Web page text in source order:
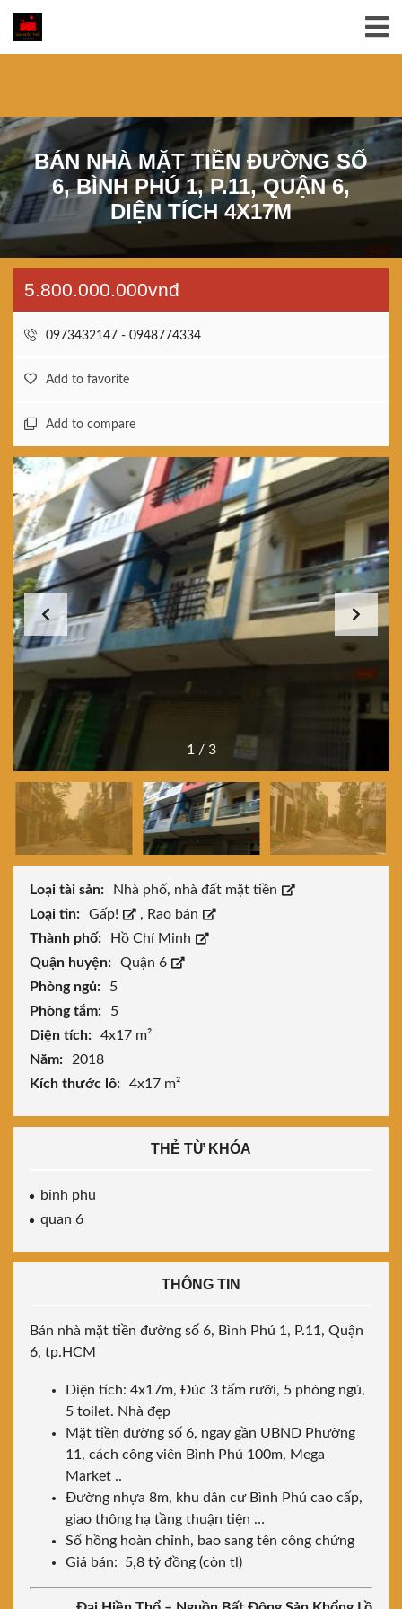
BÁN NHÀ MẶT TIỀN ĐƯỜNG SỐ
6, BÌNH PHÚ 1, P.11, QUẬN 6,
DIỆN TÍCH 4X17M
5.800.000.000vnđ
0973432147 - 0948774334
Add to favorite
Add to compare
1 / 3
Loại tài sản:
Nhà phố, nhà đất mặt tiền
Loại tin:
Gấp! , Rao bán
Thành phố:
Hồ Chí Minh
Quận huyện:
Quận 6
Phòng ngủ:
5
Phòng tắm:
5
Diện tích:
4x17 m²
Năm:
2018
Kích thước lô:
4x17 m²
THẺ TỪ KHÓA
binh phu
quan 6
THÔNG TIN
Bán nhà mặt tiền đường số 6, Bình Phú 1, P.11, Quận
6, tp.HCM
Diện tích: 4x17m, Đúc 3 tấm rưỡi, 5 phòng ngủ,
5 toilet. Nhà đẹp
Mặt tiền đường số 6, ngay gần UBND Phường
11, cách công viên Bình Phú 100m, Mega
Market ..
Đường nhựa 8m, khu dân cư Bình Phú cao cấp,
giao thông hạ tầng thuận tiện …
Sổ hồng hoàn chỉnh, bao sang tên công chứng
Giá bán: 5,8 tỷ đồng (còn tl)